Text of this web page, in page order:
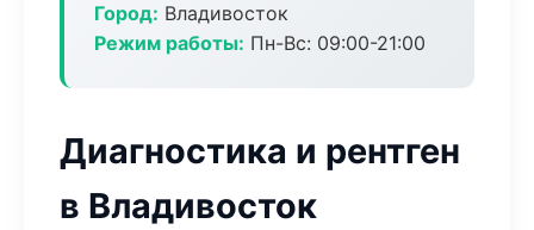
Город: Владивосток
Режим работы: Пн-Вс: 09:00-21:00
Диагностика и рентген
в Владивосток